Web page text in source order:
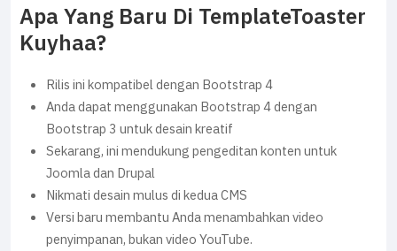
Apa Yang Baru Di TemplateToaster
Kuyhaa?
Rilis ini kompatibel dengan Bootstrap 4
Anda dapat menggunakan Bootstrap 4 dengan
Bootstrap 3 untuk desain kreatif
Sekarang, ini mendukung pengeditan konten untuk
Joomla dan Drupal
Nikmati desain mulus di kedua CMS
Versi baru membantu Anda menambahkan video
penyimpanan, bukan video YouTube.